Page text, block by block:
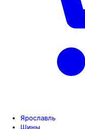
Ярославль
Шины